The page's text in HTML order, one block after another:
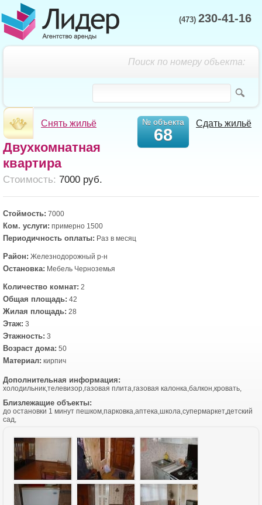
(473) 230-41-16
Поиск по номеру объекта:
Снять жильё Сдать жильё
№ объекта
68
Двухкомнатная
квартира
Cтоимость: 7000 руб.
Стоймость: 7000
Ком. услуги: примерно 1500
Периодичность оплаты: Раз в месяц
Район: Железнодорожный р-н
Остановка: Мебель Черноземья
Количество комнат: 2
Общая площадь: 42
Жилая площадь: 28
Этаж: 3
Этажность: 3
Возраст дома: 50
Материал: кирпич
Дополнительная информация:
холодильник,телевизор,газовая плита,газовая калонка,балкон,кровать,
Близлежащие объекты:
до остановки 1 минут пешком,парковка,аптека,школа,супермаркет,детский
сад,